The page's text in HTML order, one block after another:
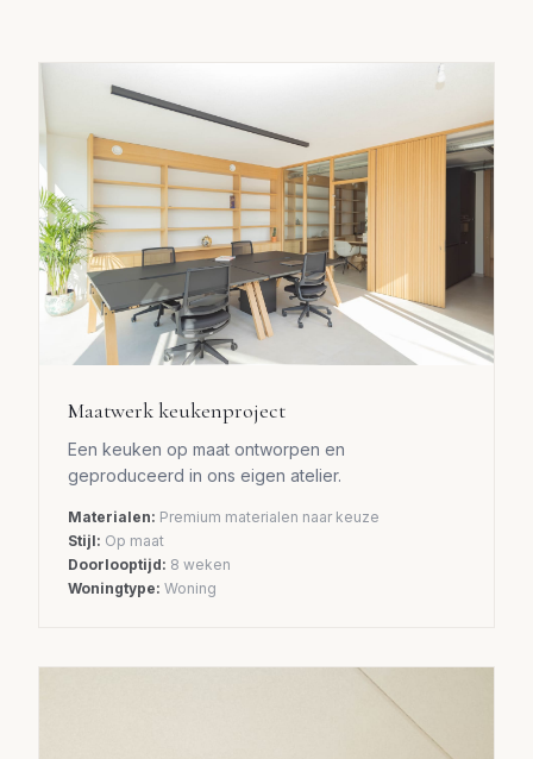
Maatwerk keukenproject
Een keuken op maat ontworpen en
geproduceerd in ons eigen atelier.
Materialen: Premium materialen naar keuze
Stijl: Op maat
Doorlooptijd: 8 weken
Woningtype: Woning